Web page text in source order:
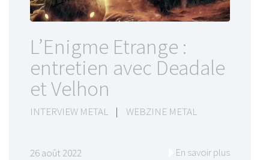
L’Enigme Etrange :
entretien avec Deadale
et Velhon
INTERVIEW METAL | WEBZINE METAL
26 août 2022 En savoir plus